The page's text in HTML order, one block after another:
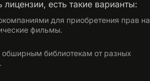
есть такие варианты:
для приобретения прав на
фильмы.​
библиотекам от разных